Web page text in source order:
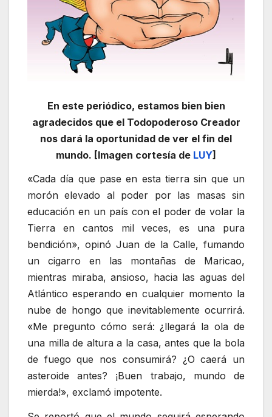
En este periódico, estamos bien bien
agradecidos que el Todopoderoso Creador
nos dará la oportunidad de ver el fin del
mundo. [Imagen cortesía de LUY]
«Cada día que pase en esta tierra sin que un
morón elevado al poder por las masas sin
educación en un país con el poder de volar la
Tierra en cantos mil veces, es una pura
bendición», opinó Juan de la Calle, fumando
un cigarro en las montañas de Maricao,
mientras miraba, ansioso, hacia las aguas del
Atlántico esperando en cualquier momento la
nube de hongo que inevitablemente ocurrirá.
«Me pregunto cómo será: ¿llegará la ola de
una milla de altura a la casa, antes que la bola
de fuego que nos consumirá? ¿O caerá un
asteroide antes? ¡Buen trabajo, mundo de
mierda!», exclamó impotente.